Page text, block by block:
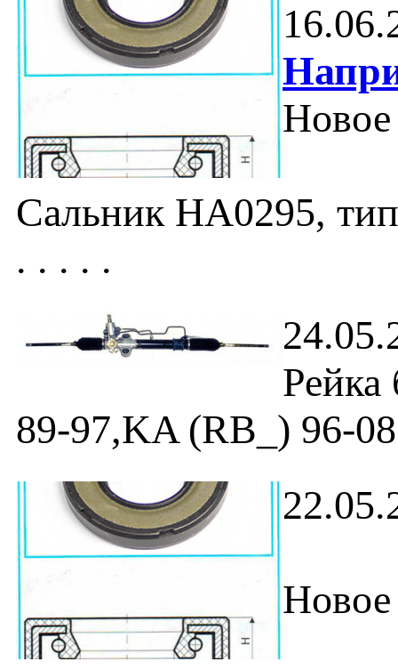
Новое
Сальник HA0295,
. . . . .
89-97,KA (RB_) 96-
Новое